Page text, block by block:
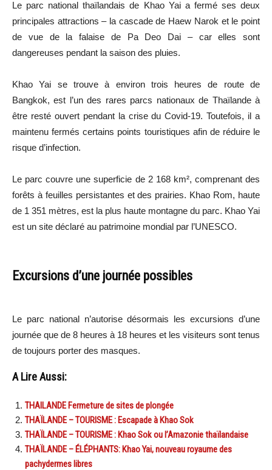
Le parc national thaïlandais de Khao Yai a fermé ses deux
principales attractions – la cascade de Haew Narok et le point
de vue de la falaise de Pa Deo Dai – car elles sont
dangereuses pendant la saison des pluies.
Khao Yai se trouve à environ trois heures de route de
Bangkok, est l’un des rares parcs nationaux de Thaïlande à
être resté ouvert pendant la crise du Covid-19. Toutefois, il a
maintenu fermés certains points touristiques afin de réduire le
risque d’infection.
Le parc couvre une superficie de 2 168 km², comprenant des
forêts à feuilles persistantes et des prairies. Khao Rom, haute
de 1 351 mètres, est la plus haute montagne du parc. Khao Yai
est un site déclaré au patrimoine mondial par l’UNESCO.
Excursions d’une journée possibles
Le parc national n’autorise désormais les excursions d’une
journée que de 8 heures à 18 heures et les visiteurs sont tenus
de toujours porter des masques.
A Lire Aussi:
THAILANDE Fermeture de sites de plongée
THAÏLANDE – TOURISME : Escapade à Khao Sok
THAÏLANDE – TOURISME : Khao Sok ou l’Amazonie thaïlandaise
THAÏLANDE – ÉLÉPHANTS: Khao Yai, nouveau royaume des
pachydermes libres